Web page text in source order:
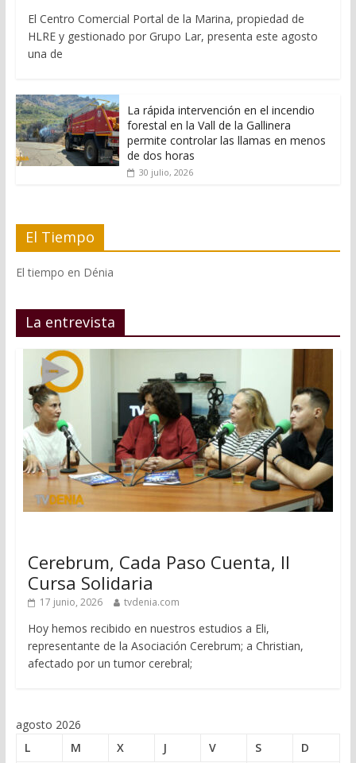
El Centro Comercial Portal de la Marina, propiedad de
HLRE y gestionado por Grupo Lar, presenta este agosto
una de
La rápida intervención en el incendio
forestal en la Vall de la Gallinera
permite controlar las llamas en menos
de dos horas
30 julio, 2026
El Tiempo
El tiempo en Dénia
La entrevista
Cerebrum, Cada Paso Cuenta, II
Cursa Solidaria
17 junio, 2026 tvdenia.com
Hoy hemos recibido en nuestros estudios a Eli,
representante de la Asociación Cerebrum; a Christian,
afectado por un tumor cerebral;
agosto 2026
L
M X J V S
D